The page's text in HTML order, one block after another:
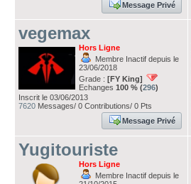
Message Privé
vegemax
Hors Ligne
Membre Inactif depuis le
23/06/2018
Grade : [FY King]
Echanges 100 % (296)
Inscrit le 03/06/2013
7620 Messages/ 0 Contributions/ 0 Pts
Message Privé
Yugitouriste
Hors Ligne
Membre Inactif depuis le